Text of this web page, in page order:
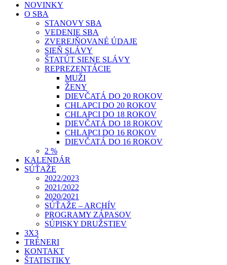
NOVINKY
O SBA
STANOVY SBA
VEDENIE SBA
ZVEREJŇOVANÉ ÚDAJE
SIEŇ SLÁVY
ŠTATÚT SIENE SLÁVY
REPREZENTÁCIE
MUŽI
ŽENY
DIEVČATÁ DO 20 ROKOV
CHLAPCI DO 20 ROKOV
CHLAPCI DO 18 ROKOV
DIEVČATÁ DO 18 ROKOV
CHLAPCI DO 16 ROKOV
DIEVČATÁ DO 16 ROKOV
2 %
KALENDÁR
SÚŤAŽE
2022/2023
2021/2022
2020/2021
SÚŤAŽE – ARCHÍV
PROGRAMY ZÁPASOV
SÚPISKY DRUŽSTIEV
3X3
TRÉNERI
KONTAKT
ŠTATISTIKY